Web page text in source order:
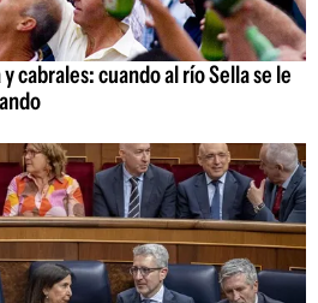
cabrales: cuando al río Sella se le